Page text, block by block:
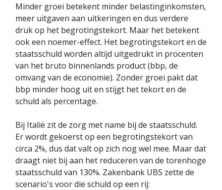
Minder groei betekent minder belastinginkomsten,
meer uitgaven aan uitkeringen en dus verdere
druk op het begrotingstekort. Maar het betekent
ook een noemer-effect. Het begrotingstekort en de
staatsschuld worden altijd uitgedrukt in procenten
van het bruto binnenlands product (bbp, de
omvang van de economie). Zonder groei pakt dat
bbp minder hoog uit en stijgt het tekort en de
schuld als percentage.
Bij Italië zit de zorg met name bij de staatsschuld.
Er wordt gekoerst op een begrotingstekort van
circa 2%, dus dat valt op zich nog wel mee. Maar dat
draagt niet bij aan het reduceren van de torenhoge
staatsschuld van 130%. Zakenbank UBS zette de
scenario's voor die schuld op een rij: